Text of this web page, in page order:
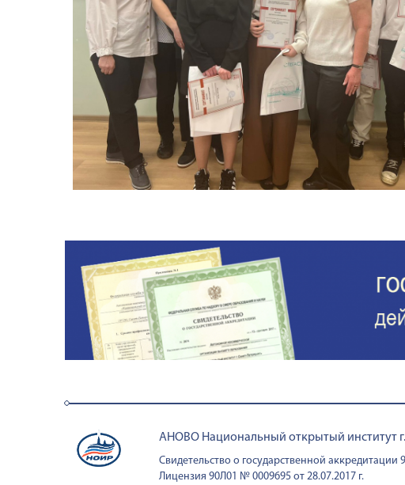
АНОВО Национальный открытый институт
Свидетельство о государственной аккредитации
Лицензия 90Л01 № 0009695 от 28.07.2017 г.